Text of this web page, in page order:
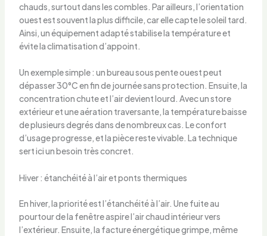
chauds, surtout dans les combles. Par ailleurs, l’orientation
ouest est souvent la plus difficile, car elle capte le soleil tard.
Ainsi, un équipement adapté stabilise la température et
évite la climatisation d’appoint.
Un exemple simple : un bureau sous pente ouest peut
dépasser 30°C en fin de journée sans protection. Ensuite, la
concentration chute et l’air devient lourd. Avec un store
extérieur et une aération traversante, la température baisse
de plusieurs degrés dans de nombreux cas. Le confort
d’usage progresse, et la pièce reste vivable. La technique
sert ici un besoin très concret.
Hiver : étanchéité à l’air et ponts thermiques
En hiver, la priorité est l’étanchéité à l’air. Une fuite au
pourtour de la fenêtre aspire l’air chaud intérieur vers
l’extérieur. Ensuite, la facture énergétique grimpe, même